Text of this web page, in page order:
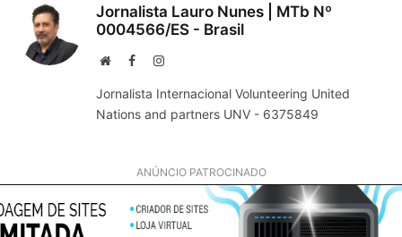
Jornalista Lauro Nunes | MTb Nº
0004566/ES - Brasil
WebsiteFacebookInstagram
Jornalista Internacional Volunteering United
Nations and partners UNV - 6375849
ANÚNCIO PATROCINADO